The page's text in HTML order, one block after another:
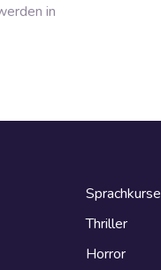
in
Sprachkurse
Thriller
Horror